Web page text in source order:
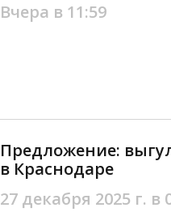
Вчера в 11:59
Предложение:
в Краснодаре
27 декабря 2025 г. в